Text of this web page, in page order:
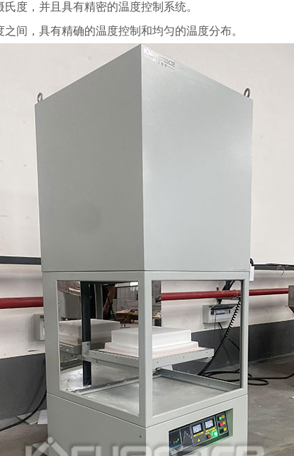
度，并且具有精密的温度控制系统。
间，具有精确的温度控制和均匀的温度分布。